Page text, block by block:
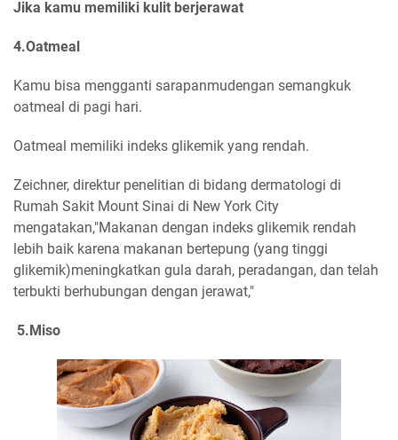
Jika kamu memiliki kulit berjerawat
4.Oatmeal
Kamu bisa mengganti sarapanmudengan semangkuk
oatmeal di pagi hari.
Oatmeal memiliki indeks glikemik yang rendah.
Zeichner, direktur penelitian di bidang dermatologi di
Rumah Sakit Mount Sinai di New York City
mengatakan,"Makanan dengan indeks glikemik rendah
lebih baik karena makanan bertepung (yang tinggi
glikemik)meningkatkan gula darah, peradangan, dan telah
terbukti berhubungan dengan jerawat,"
5.Miso